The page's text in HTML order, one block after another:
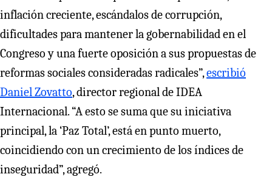
inflación creciente, escándalos de corrupción,
dificultades para mantener la gobernabilidad en el
Congreso y una fuerte oposición a sus propuestas de
reformas sociales consideradas radicales”,escribió
Daniel Zovatto, director regional de IDEA
Internacional. “A esto se suma que su iniciativa
principal, la ‘Paz Total’, está en punto muerto,
coincidiendo con un crecimiento de los índices de
inseguridad”, agregó.